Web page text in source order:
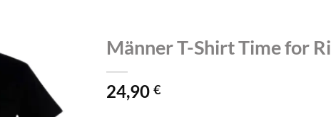
Männer T-Shirt Time for
24,90 €